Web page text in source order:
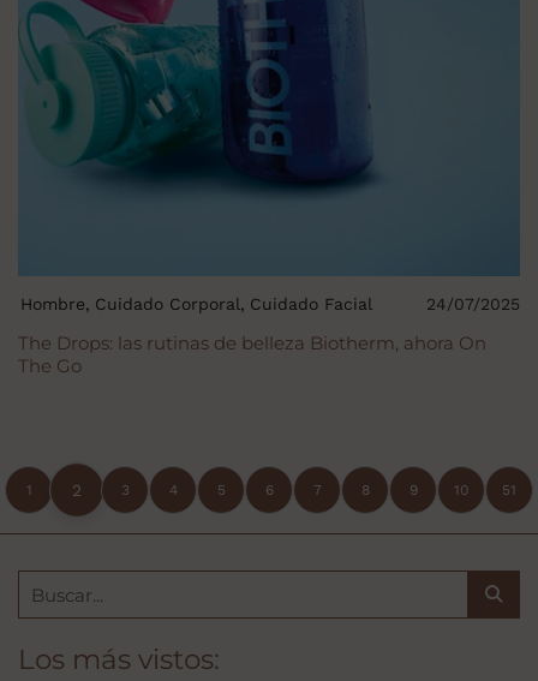
The Drops: las rutinas de belleza Biotherm, ahora On
The Go
Hombre Cuidado Corporal Cuidado Facial 24/07/2025
1 2 3 4 5 6 7 8 9 10 51
Los más vistos: